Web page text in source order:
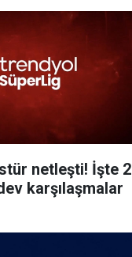
netleşti! İşte 2
karşılaşmalar